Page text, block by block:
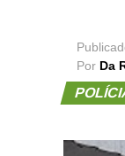
Por Da